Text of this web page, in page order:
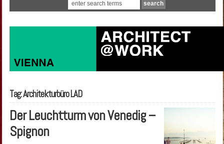
Tag: Architekturbüro LAD
Der Leuchtturm von Venedig –
Spignon